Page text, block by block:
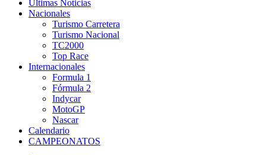
Últimas Noticias
Nacionales
Turismo Carretera
Turismo Nacional
TC2000
Top Race
Internacionales
Formula 1
Fórmula 2
Indycar
MotoGP
Nascar
Calendario
CAMPEONATOS